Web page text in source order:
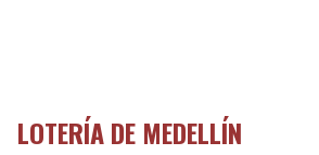
LOTERÍA DE MEDELLÍN